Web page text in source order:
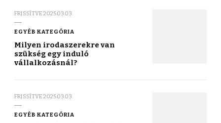
FRISSÍTVE 2025.03.03.
EGYÉB KATEGÓRIA
Milyen irodaszerekre van
szükség egy induló
vállalkozásnál?
FRISSÍTVE 2025.03.03.
EGYÉB KATEGÓRIA